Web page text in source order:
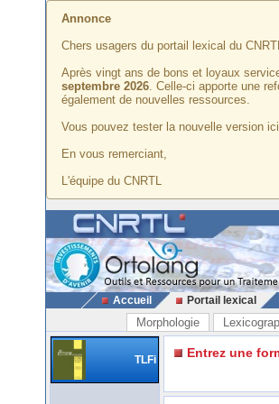
Annonce
Chers usagers du portail lexical du
Après vingt ans de bons et loyaux
septembre 2026. Celle-ci apporte une
également de nouvelles ressources.
Vous pouvez tester la nouvelle version
En vous remerciant,
L'équipe du CNRTL
Accueil Portail lexical
Morphologie
TLFi Entrez une